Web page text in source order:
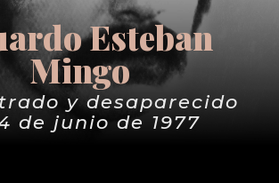
Esteban
Mingo
y desaparecido
de junio de 1977